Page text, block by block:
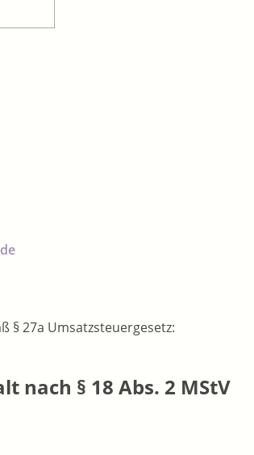
§ 27a Umsatzsteuergesetz:
§ 18 Abs. 2 MStV